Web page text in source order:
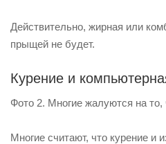
Действительно, жирная или
прыщей не будет.
Курение и
Фото 2. Многие жалуются на
Многие считают, что курение и